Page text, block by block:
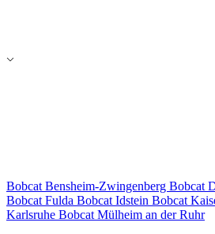
Bobcat Bensheim-Zwingenberg Bobcat
Bobcat Fulda Bobcat Idstein Bobcat
Karlsruhe Bobcat Mülheim an der Ruhr